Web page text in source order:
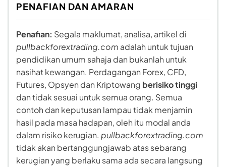
PENAFIAN DAN AMARAN
Penafian: Segala maklumat, analisa, artikel di
pullbackforextrading.com adalah untuk tujuan
pendidikan umum sahaja dan bukanlah untuk
nasihat kewangan. Perdagangan Forex, CFD,
Futures, Opsyen dan Kriptowang berisiko tinggi
dan tidak sesuai untuk semua orang. Semua
contoh dan keputusan lampau tidak menjamin
hasil pada masa hadapan, oleh itu modal anda
dalam risiko kerugian. pullbackforextrading.com
tidak akan bertanggungjawab atas sebarang
kerugian yang berlaku sama ada secara langsung